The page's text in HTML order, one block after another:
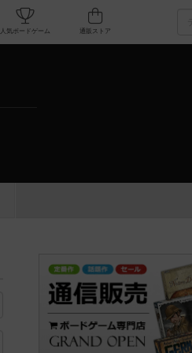
カフェ/店舗 人気ボードゲーム